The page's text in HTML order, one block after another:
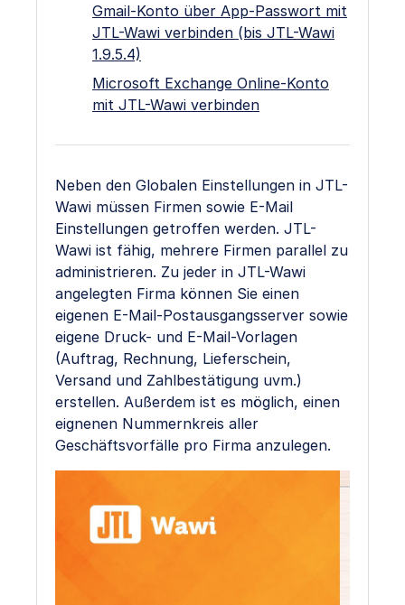
Gmail-Konto über App-Passwort mit
JTL-Wawi verbinden (bis JTL-Wawi
1.9.5.4)
Microsoft Exchange Online-Konto
mit JTL-Wawi verbinden
Neben den Globalen Einstellungen in JTL-
Wawi müssen Firmen sowie E-Mail
Einstellungen getroffen werden. JTL-
Wawi ist fähig, mehrere Firmen parallel zu
administrieren. Zu jeder in JTL-Wawi
angelegten Firma können Sie einen
eigenen E-Mail-Postausgangsserver sowie
eigene Druck- und E-Mail-Vorlagen
(Auftrag, Rechnung, Lieferschein,
Versand und Zahlbestätigung uvm.)
erstellen. Außerdem ist es möglich, einen
eignenen Nummernkreis aller
Geschäftsvorfälle pro Firma anzulegen.